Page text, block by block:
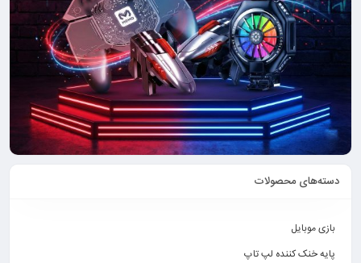
دسته‌های محصولات
بازی موبایل
پایه خنک کننده لپ تاپ